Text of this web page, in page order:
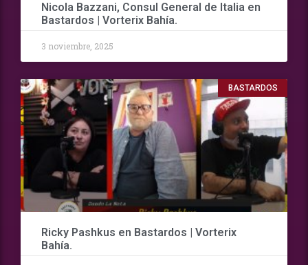
Nicola Bazzani, Consul General de Italia en
Bastardos | Vorterix Bahía.
3 noviembre, 2025
BASTARDOS
Ricky Pashkus en Bastardos | Vorterix
Bahía.